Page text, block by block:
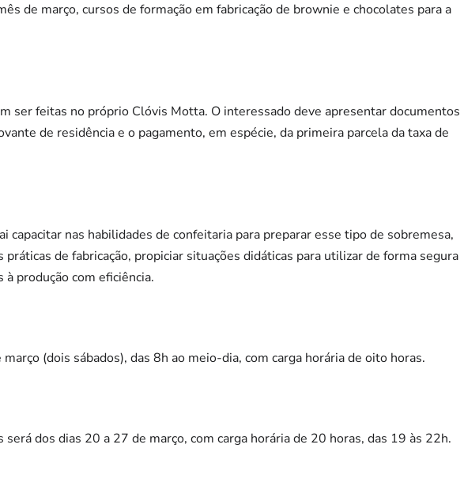
de março, cursos de formação em fabricação de brownie e chocolates para a
ser feitas no próprio Clóvis Motta. O interessado deve apresentar documentos
de residência e o pagamento, em espécie, da primeira parcela da taxa de
capacitar nas habilidades de confeitaria para preparar esse tipo de sobremesa,
de fabricação, propiciar situações didáticas para utilizar de forma segura
produção com eficiência.
(dois sábados), das 8h ao meio-dia, com carga horária de oito horas.
será dos dias 20 a 27 de março, com carga horária de 20 horas, das 19 às 22h.